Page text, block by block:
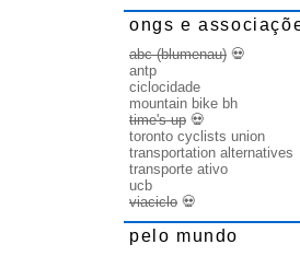
ongs e
abc (blumenau) 💀
antp
ciclocidade
mountain bike bh
time's up 💀
toronto cyclists union
transportation alternatives
transporte ativo
ucb
viaciclo 💀
pelo mundo